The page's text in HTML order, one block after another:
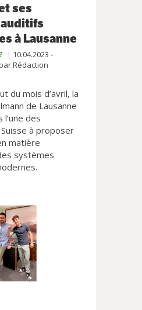
ses
à Lausanne
10.04.2023 -
Rédaction
du mois d’avril, la
de Lausanne
des
à proposer
matière
systèmes